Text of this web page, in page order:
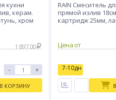
кухни
керам.
хром
1 897.00
- +
В КОРЗИНУ
RAIN Смеситель
прямой излив
картридж 25мм,
Цена от
7-10дн